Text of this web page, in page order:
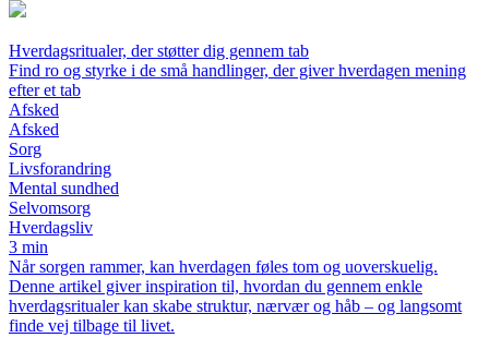
Hverdagsritualer, der støtter dig gennem tab
Find ro og styrke i de små handlinger, der giver hverdagen mening
efter et tab
Afsked
Afsked
Sorg
Livsforandring
Mental sundhed
Selvomsorg
Hverdagsliv
3 min
Når sorgen rammer, kan hverdagen føles tom og uoverskuelig.
Denne artikel giver inspiration til, hvordan du gennem enkle
hverdagsritualer kan skabe struktur, nærvær og håb – og langsomt
finde vej tilbage til livet.